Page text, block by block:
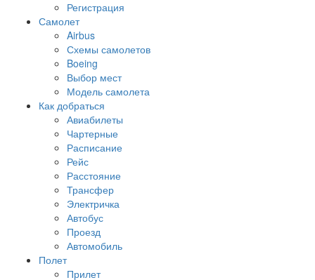
Регистрация
Самолет
Airbus
Схемы самолетов
Boeing
Выбор мест
Модель самолета
Как добраться
Авиабилеты
Чартерные
Расписание
Рейс
Расстояние
Трансфер
Электричка
Автобус
Проезд
Автомобиль
Полет
Прилет